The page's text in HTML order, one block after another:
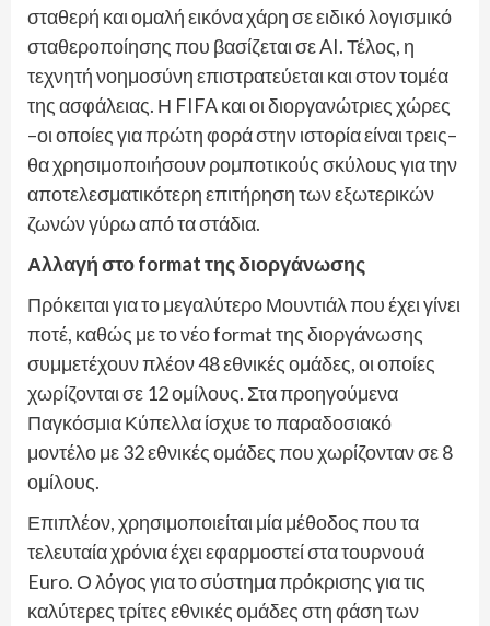
σταθερή και ομαλή εικόνα χάρη σε ειδικό λογισμικό
σταθεροποίησης που βασίζεται σε AI. Τέλος, η
τεχνητή νοημοσύνη επιστρατεύεται και στον τομέα
της ασφάλειας. Η FIFA και οι διοργανώτριες χώρες
–οι οποίες για πρώτη φορά στην ιστορία είναι τρεις–
θα χρησιμοποιήσουν ρομποτικούς σκύλους για την
αποτελεσματικότερη επιτήρηση των εξωτερικών
ζωνών γύρω από τα στάδια.
Αλλαγή στο format της διοργάνωσης
Πρόκειται για το μεγαλύτερο Μουντιάλ που έχει γίνει
ποτέ, καθώς με το νέο format της διοργάνωσης
συμμετέχουν πλέον 48 εθνικές ομάδες, οι οποίες
χωρίζονται σε 12 ομίλους. Στα προηγούμενα
Παγκόσμια Κύπελλα ίσχυε το παραδοσιακό
μοντέλο με 32 εθνικές ομάδες που χωρίζονταν σε 8
ομίλους.
Επιπλέον, χρησιμοποιείται μία μέθοδος που τα
τελευταία χρόνια έχει εφαρμοστεί στα τουρνουά
Euro. Ο λόγος για το σύστημα πρόκρισης για τις
καλύτερες τρίτες εθνικές ομάδες στη φάση των